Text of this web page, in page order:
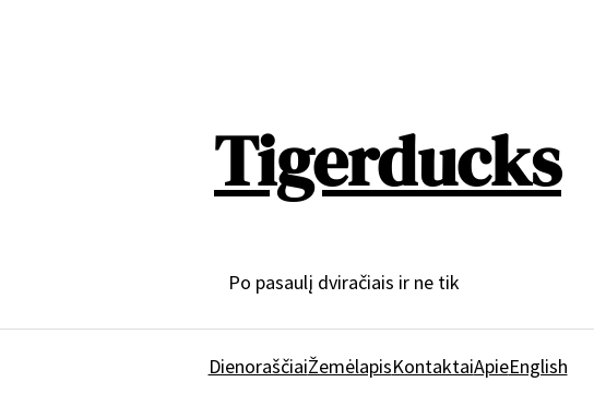
Tigerducks
Po pasaulį dviračiais ir ne tik
DienoraščiaiŽemėlapisKontaktaiApieEnglish